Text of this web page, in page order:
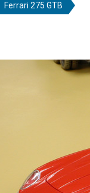
Ferrari 275 GTB